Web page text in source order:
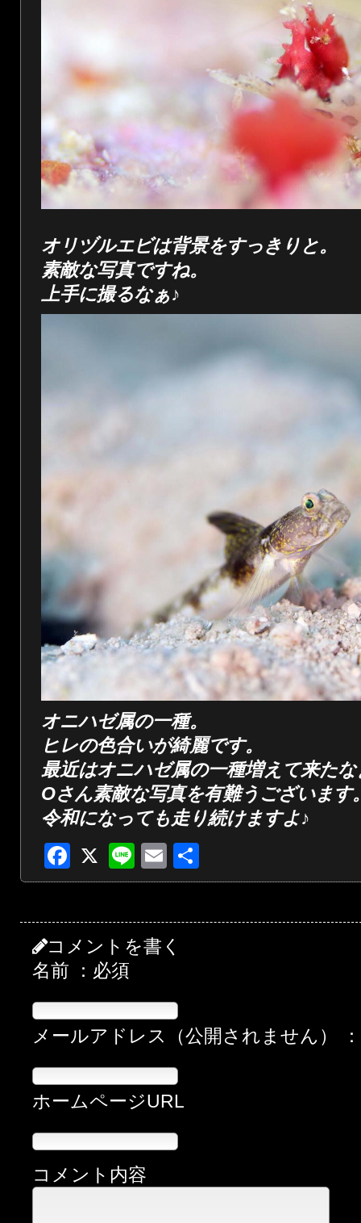
オリヅルエビは背景をすっきりと。
素敵な写真ですね。
上手に撮るなぁ♪
オニハゼ属の一種。
ヒレの色合いが綺麗です。
最近はオニハゼ属の一種増えて来たな
Oさん素敵な写真を有難うございます
令和になっても走り続けますよ♪
Facebook
X LineEmail
有
コメントを書く
名前 ：必須
メールアドレス（公開されません）
ホームページURL
コメント内容